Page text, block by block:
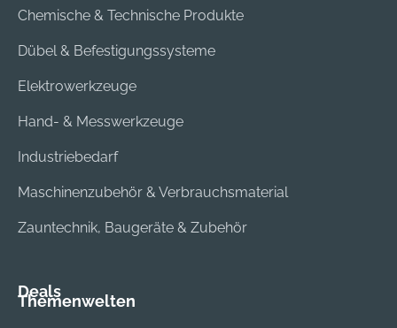
Chemische & Technische Produkte
Dübel & Befestigungssysteme
Elektrowerkzeuge
Hand- & Messwerkzeuge
Industriebedarf
Maschinenzubehör & Verbrauchsmaterial
Zauntechnik, Baugeräte & Zubehör
Deals
Themenwelten